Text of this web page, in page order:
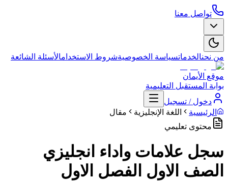
تواصل معنا
من نحنالخدماتسياسة الخصوصيةشروط الاستخدامالأسئلة الشائعة
موقع الأيمان
بوابة المستقبل التعليمية
دخول / تسجيل
الرئيسية
اللغة الإنجليزية
مقال
محتوى تعليمي
سجل علامات واداء انجليزي
الصف الاول الفصل الاول